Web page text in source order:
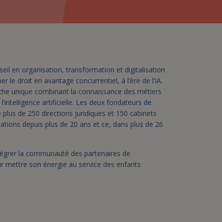
en organisation, transformation et digitalisation
le droit en avantage concurrentiel, à l’ère de l’IA.
unique combinant la connaissance des métiers
artificielle. Les deux fondateurs de
de 250 directions juridiques et 150 cabinets
depuis plus de 20 ans et ce, dans plus de 26
la communauté des partenaires de
mettre son énergie au service des enfants